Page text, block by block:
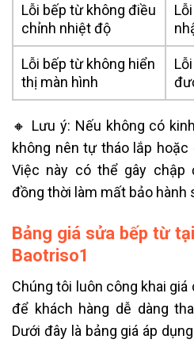
Lỗi bếp từ không điều
chỉnh nhiệt độ
Lỗi bếp từ không hiển
thị màn hình
🔸 Lưu ý: Nếu không có
không nên tự tháo lắp
Việc này có thể gây chập
đồng thời làm mất bảo hành
Bảng giá sửa bếp từ
Baotriso1
Chúng tôi luôn công khai
để khách hàng dễ dàng
Dưới đây là bảng giá áp